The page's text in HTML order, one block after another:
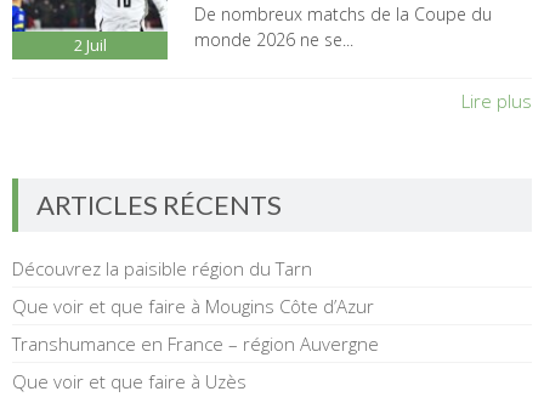
2 Juil
De nombreux matchs de la Coupe du
monde 2026 ne se...
Lire plus
ARTICLES RÉCENTS
Découvrez la paisible région du Tarn
Que voir et que faire à Mougins Côte d’Azur
Transhumance en France – région Auvergne
Que voir et que faire à Uzès